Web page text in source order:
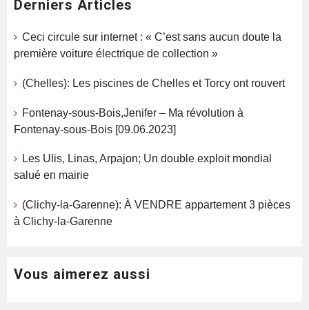
Derniers Articles
Ceci circule sur internet : « C’est sans aucun doute la
première voiture électrique de collection »
(Chelles): Les piscines de Chelles et Torcy ont rouvert
Fontenay-sous-Bois,Jenifer – Ma révolution à
Fontenay-sous-Bois [09.06.2023]
Les Ulis, Linas, Arpajon; Un double exploit mondial
salué en mairie
(Clichy-la-Garenne): À VENDRE appartement 3 pièces
à Clichy-la-Garenne
Vous aimerez aussi